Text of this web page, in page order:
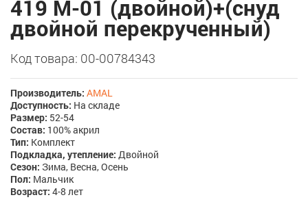
419 M-01 (двойной)+(снуд
двойной перекрученный)
Код товара: 00-00784343
Производитель: AMAL
Доступность: На складе
Размер: 52-54
Состав: 100% акрил
Тип: Комплект
Подкладка, утепление: Двойной
Сезон: Зима, Весна, Осень
Пол: Мальчик
Возраст: 4-8 лет